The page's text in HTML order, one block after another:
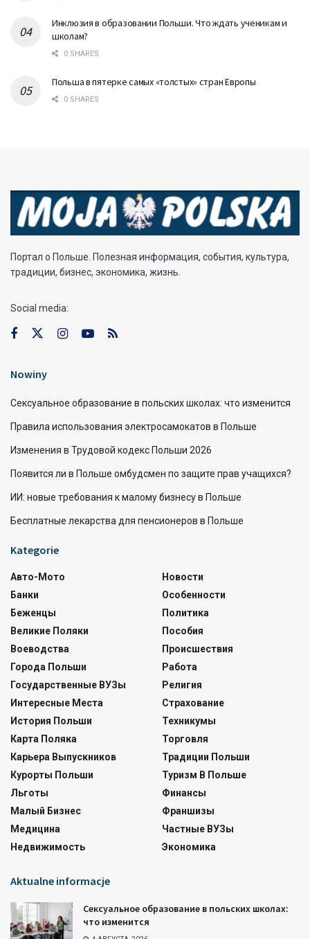
Инклюзия в образовании Польши. Что ждать ученикам и
школам?
0 SHARES
Польша в пятерке самых «толстых» стран Европы
0 SHARES
Портал о Польше. Полезная информация, события, культура,
традиции, бизнес, экономика, жизнь.
Social media:
Nowiny
Сексуальное образование в польских школах: что изменится
Правила использования электросамокатов в Польше
Изменения в Трудовой кодекс Польши 2026
Появится ли в Польше омбудсмен по защите прав учащихся?
ИИ: новые требования к малому бизнесу в Польше
Бесплатные лекарства для пенсионеров в Польше
Kategorie
Авто-Мото
Банки
Беженцы
Великие Поляки
Воеводства
Города Польши
Государственные ВУЗы
Интересные Места
История Польши
Карта Поляка
Карьера Выпускников
Курорты Польши
Льготы
Малый Бизнес
Медицина
Недвижимость
Новости
Особенности
Политика
Пособия
Происшествия
Работа
Религия
Страхование
Техникумы
Торговля
Традиции Польши
Туризм В Польше
Финансы
Франшизы
Частные ВУЗы
Экономика
Aktualne informacje
Сексуальное образование в польских школах:
что изменится